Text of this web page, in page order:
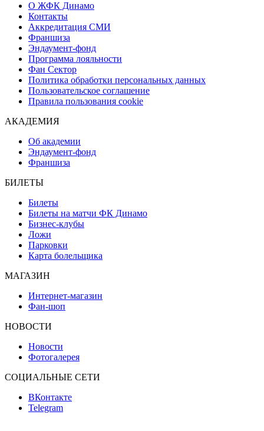
О ЖФК Динамо
Контакты
Аккредитация СМИ
Франшиза
Эндаумент-фонд
Программа лояльности
Фан Сектор
Политика обработки персональных данных
Пользовательское соглашение
Правила пользования cookie
АКАДЕМИЯ
Об академии
Эндаумент-фонд
Франшиза
БИЛЕТЫ
Билеты
Билеты на матчи ФК Динамо
Бизнес-клубы
Ложи
Парковки
Карта болельщика
МАГАЗИН
Интернет-магазин
Фан-шоп
НОВОСТИ
Новости
Фотогалерея
СОЦИАЛЬНЫЕ СЕТИ
ВКонтакте
Telegram